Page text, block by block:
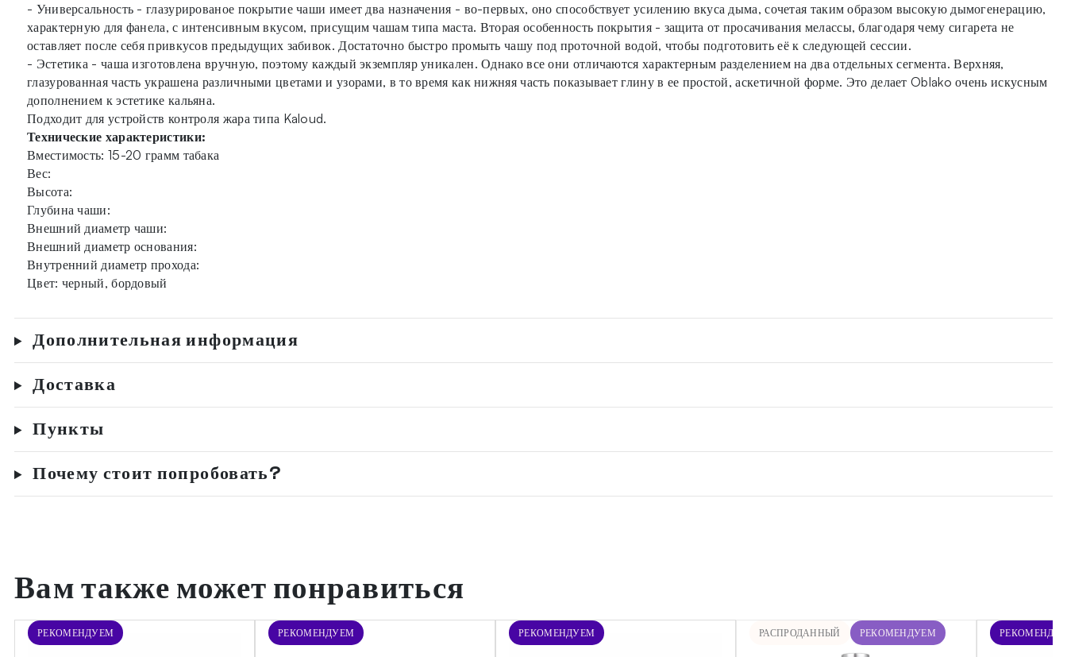
- Универсальность - глазурированое покрытие чаши имеет два назначения - во-первых, оно способствует усилению вкуса дыма, сочетая таким образом высокую дымогенерацию,
характерную для фанела, с интенсивным вкусом, присущим чашам типа маста. Вторая особенность покрытия - защита от просачивания мелассы, благодаря чему сигарета не
оставляет после себя привкусов предыдущих забивок. Достаточно быстро промыть чашу под проточной водой, чтобы подготовить её к следующей сессии.
- Эстетика - чаша изготовлена вручную, поэтому каждый экземпляр уникален. Однако все они отличаются характерным разделением на два отдельных сегмента. Верхняя,
глазурованная часть украшена различными цветами и узорами, в то время как нижняя часть показывает глину в ее простой, аскетичной форме. Это делает Oblako очень искусным
дополнением к эстетике кальяна.
Подходит для устройств контроля жара типа Kaloud.
Технические характеристики:
Вместимость: 15-20 грамм табака
Вес:
Высота:
Глубина чаши:
Внешний диаметр чаши:
Внешний диаметр основания:
Внутренний диаметр прохода:
Цвет: черный, бордовый
Дополнительная информация
Доставка
Пункты
Почему стоит попробовать?
Вам также может понравиться
РЕКОМЕНДУЕМ РЕКОМЕНДУЕМ РЕКОМЕНДУЕМ РАСПРОДАННЫЙ РЕКОМЕНДУЕМ